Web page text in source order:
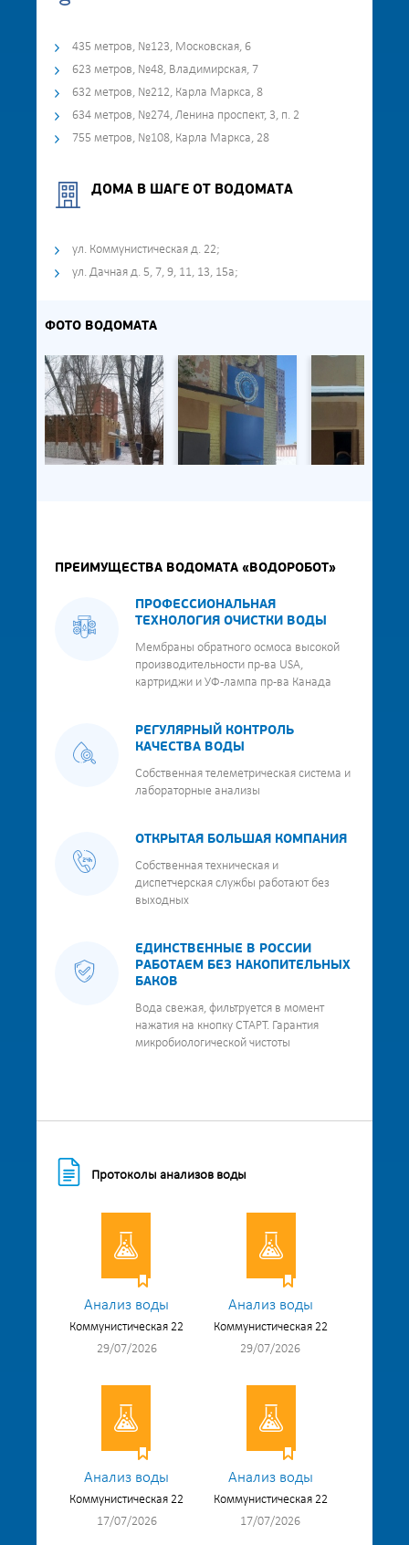
435 метров, №123, Московская, 6
623 метров, №48, Владимирская, 7
632 метров, №212, Карла Маркса, 8
634 метров, №274, Ленина проспект, 3, п. 2
755 метров, №108, Карла Маркса, 28
ДОМА В ШАГЕ ОТ ВОДОМАТА
ул. Коммунистическая д. 22;
ул. Дачная д. 5, 7, 9, 11, 13, 15а;
ФОТО ВОДОМАТА
ПРЕИМУЩЕСТВА ВОДОМАТА «ВОДОРОБОТ»
ПРОФЕССИОНАЛЬНАЯ
ТЕХНОЛОГИЯ ОЧИСТКИ ВОДЫ
Мембраны обратного осмоса высокой
производительности пр-ва USA,
картриджи и УФ-лампа пр-ва Канада
РЕГУЛЯРНЫЙ КОНТРОЛЬ
КАЧЕСТВА ВОДЫ
Собственная телеметрическая система и
лабораторные анализы
ОТКРЫТАЯ БОЛЬШАЯ КОМПАНИЯ
Собственная техническая и
диспетчерская службы работают без
выходных
ЕДИНСТВЕННЫЕ В РОССИИ
РАБОТАЕМ БЕЗ НАКОПИТЕЛЬНЫХ
БАКОВ
Вода свежая, фильтруется в момент
нажатия на кнопку СТАРТ. Гарантия
микробиологической чистоты
Протоколы анализов воды
Анализ воды
Коммунистическая 22
29/07/2026
Анализ воды
Коммунистическая 22
29/07/2026
Анализ воды
Коммунистическая 22
17/07/2026
Анализ воды
Коммунистическая 22
17/07/2026